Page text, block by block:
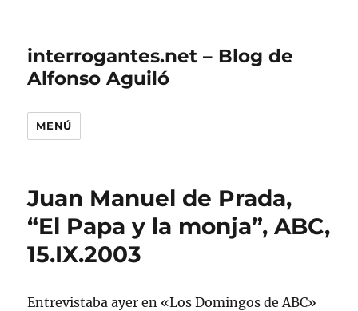
interrogantes.net – Blog de
Alfonso Aguiló
MENÚ
Juan Manuel de Prada,
“El Papa y la monja”, ABC,
15.IX.2003
Entrevistaba ayer en «Los Domingos de ABC»